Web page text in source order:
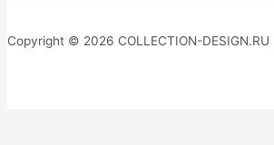
Copyright © 2026 COLLECTION-DESIGN.RU |